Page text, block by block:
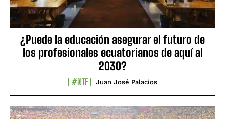
¿Puede la educación asegurar el futuro de
los profesionales ecuatorianos de aquí al
2030?
#NTF Juan José Palacios